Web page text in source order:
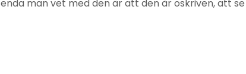
enda man vet med den är att den är oskriven, att